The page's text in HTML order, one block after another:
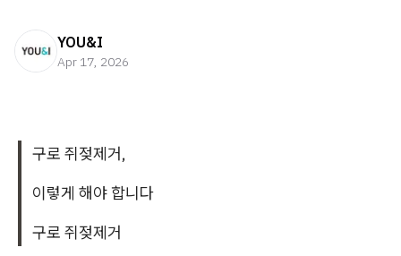
YOU&I
Apr 17, 2026
구로 쥐젖제거,
이렇게 해야 합니다
구로 쥐젖제거